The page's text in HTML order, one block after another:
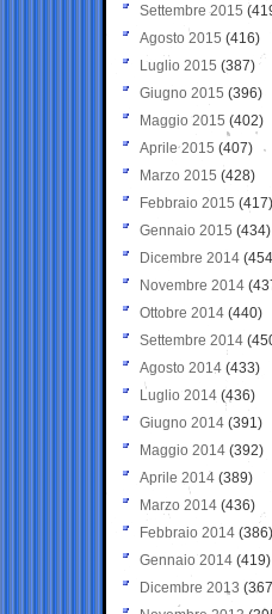
Settembre 2015
Agosto 2015 (416)
Luglio 2015 (387)
Giugno 2015 (396)
Maggio 2015 (402)
Aprile 2015 (407)
Marzo 2015 (428)
Febbraio 2015 (417)
Gennaio 2015 (434)
Dicembre 2014
Novembre 2014
Ottobre 2014 (440)
Settembre 2014
Agosto 2014 (433)
Luglio 2014 (436)
Giugno 2014 (391)
Maggio 2014 (392)
Aprile 2014 (389)
Marzo 2014 (436)
Febbraio 2014 (386)
Gennaio 2014 (419)
Dicembre 2013